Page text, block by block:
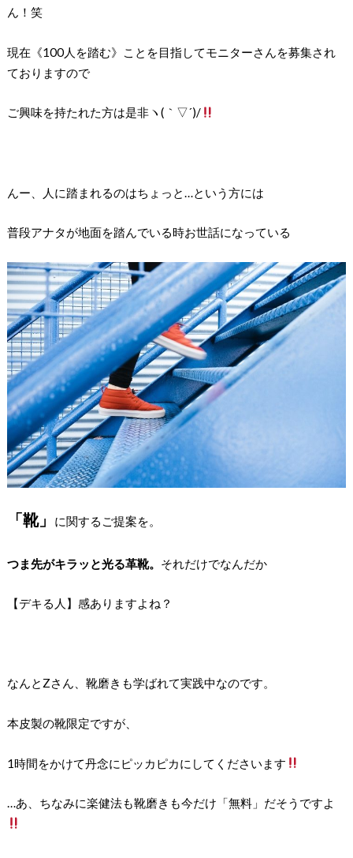
ん！笑
現在《100人を踏む》ことを目指してモニターさんを募集され
ておりますので
ご興味を持たれた方は是非ヽ(｀▽´)/
んー、人に踏まれるのはちょっと…という方には
普段アナタが地面を踏んでいる時お世話になっている
「靴」 に関するご提案を。
つま先がキラッと光る革靴。 それだけでなんだか
【デキる人】感ありますよね？
なんとZさん、靴磨きも学ばれて実践中なのです。
本皮製の靴限定ですが、
1時間をかけて丹念にピッカピカにしてくださいます
…あ、ちなみに楽健法も靴磨きも今だけ「無料」だそうですよ